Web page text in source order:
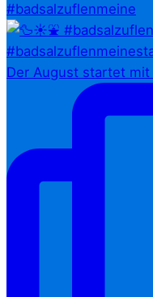
#badsalzuflenmeine
Der August startet